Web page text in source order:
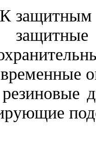
защитным
защитные